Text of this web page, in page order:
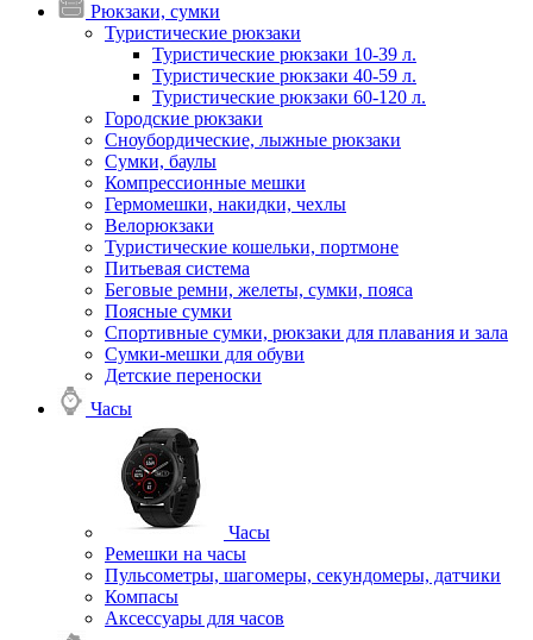
Рюкзаки, сумки
Туристические рюкзаки
Туристические рюкзаки 10-39 л.
Туристические рюкзаки 40-59 л.
Туристические рюкзаки 60-120 л.
Городские рюкзаки
Сноубордические, лыжные рюкзаки
Сумки, баулы
Компрессионные мешки
Гермомешки, накидки, чехлы
Велорюкзаки
Туристические кошельки, портмоне
Питьевая система
Беговые ремни, желеты, сумки, пояса
Поясные сумки
Спортивные сумки, рюкзаки для плавания и зала
Сумки-мешки для обуви
Детские переноски
Часы
Часы
Ремешки на часы
Пульсометры, шагомеры, секундомеры, датчики
Компасы
Аксессуары для часов